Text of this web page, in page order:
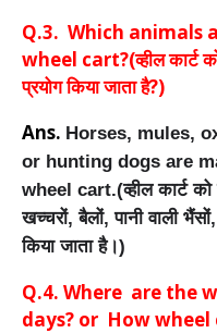
Q.3. Which animals
wheel cart?(व्हील कार्ट
प्रयोग किया जाता है?)
Ans. Horses, mules,
or hunting dogs are
wheel cart.(व्हील कार्ट
खच्चरों, बैलों, पानी वाली
किया जाता है।)
Q.4. Where are the
days? or How